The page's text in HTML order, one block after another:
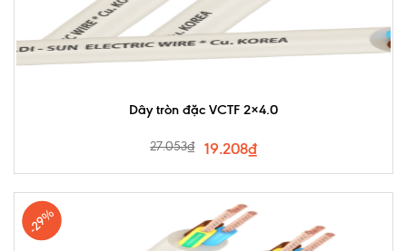
Dây tròn đặc VCTF 2×4.0
27.053₫ 19.208₫
-29%